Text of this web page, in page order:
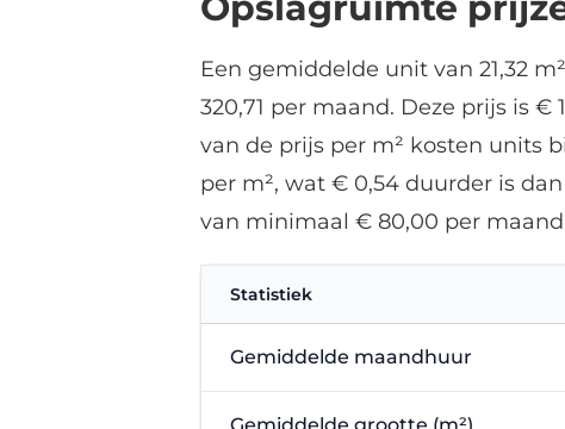
Een gemiddelde unit van 21,32
320,71 per maand. Deze prijs is
van de prijs per m² kosten units
per m², wat € 0,54 duurder is
van minimaal € 80,00 per
Statistiek
Gemiddelde maandhuur
Gemiddelde grootte (m²)